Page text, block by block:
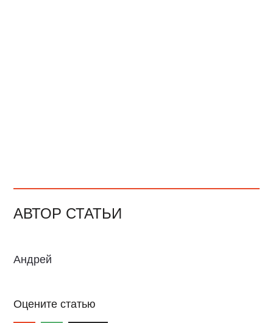
АВТОР СТАТЬИ
Андрей
Оцените статью